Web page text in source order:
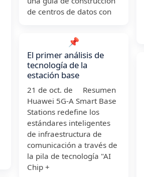
de centros de datos con
📌
El primer análisis de
tecnología de la
estación base
21 de oct. de Resumen
Huawei 5G-A Smart Base
Stations redefine los
estándares inteligentes
de infraestructura de
comunicación a través de
la pila de tecnología "AI
Chip +